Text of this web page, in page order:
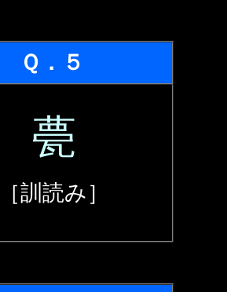
Ｑ．５
甍
［訓読み］